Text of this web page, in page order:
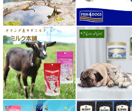
ママクック
ミャウ MEOW
ミャオイングヘッズ MEOWING HEADS
ミルク本舗
ムーラムーラ Moora Moora